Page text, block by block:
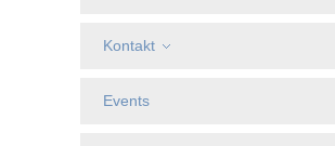
Kontakt
Events